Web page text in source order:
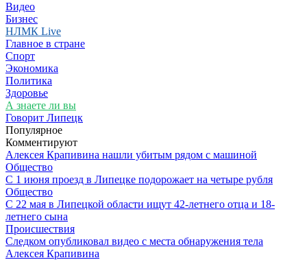
Видео
Бизнес
НЛМК Live
Главное в стране
Спорт
Экономика
Политика
Здоровье
А знаете ли вы
Говорит Липецк
Популярное
Комментируют
Алексея Крапивина нашли убитым рядом с машиной
Общество
С 1 июня проезд в Липецке подорожает на четыре рубля
Общество
С 22 мая в Липецкой области ищут 42-летнего отца и 18-
летнего сына
Происшествия
Следком опубликовал видео с места обнаружения тела
Алексея Крапивина